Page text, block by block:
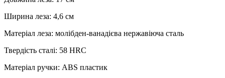
Ширина леза: 4,6 см
Матеріал леза: молібден-ванадієва нержавіюча сталь
Твердість сталі: 58 HRC
Матеріал ручки: ABS пластик